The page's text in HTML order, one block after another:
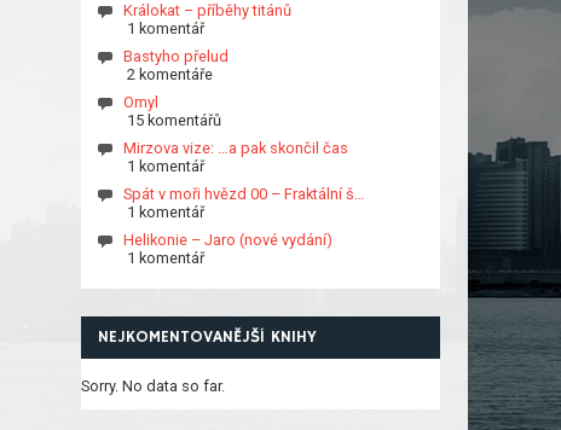
Králokat – příběhy titánů
1 komentář
Bastyho přelud
2 komentáře
Omyl
15 komentářů
Mirzova vize: …a pak skončil čas
1 komentář
Spát v moři hvězd 00 – Fraktální š…
1 komentář
Helikonie – Jaro (nové vydání)
1 komentář
NEJKOMENTOVANĚJŠÍ KNIHY
Sorry. No data so far.